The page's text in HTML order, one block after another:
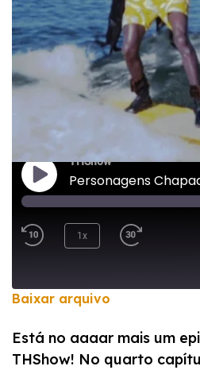
THShow
Personagens
1x
FEED RSS
LINK
Baixar arquivo
Está no aaaar mais um
THShow! No quarto